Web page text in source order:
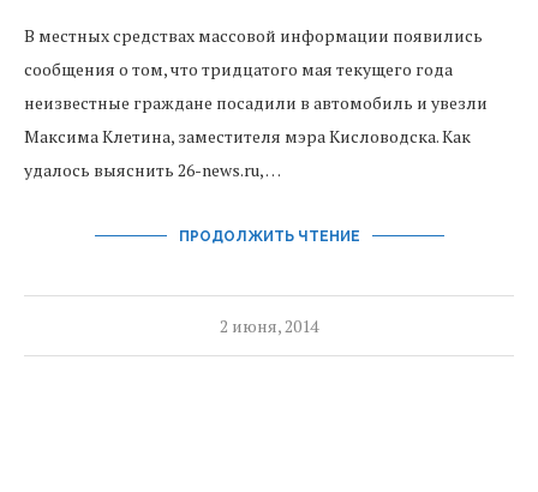
В местных средствах массовой информации появились
сообщения о том, что тридцатого мая текущего года
неизвестные граждане посадили в автомобиль и увезли
Максима Клетина, заместителя мэра Кисловодска. Как
удалось выяснить 26-news.ru, …
ПРОДОЛЖИТЬ ЧТЕНИЕ
2 июня, 2014